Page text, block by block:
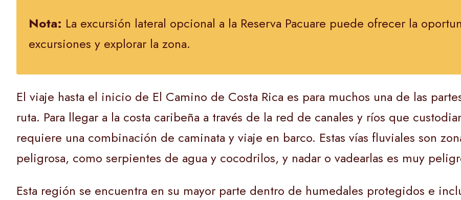
Nota: La excursión lateral opcional a la Reserva Pacuare puede ofrecer la
excursiones y explorar la zona.
El viaje hasta el inicio de El Camino de Costa Rica es para muchos una de las
ruta. Para llegar a la costa caribeña a través de la red de canales y ríos que
requiere una combinación de caminata y viaje en barco. Estas vías fluviales son
peligrosa, como serpientes de agua y cocodrilos, y nadar o vadearlas es muy
Esta región se encuentra en su mayor parte dentro de humedales protegidos e